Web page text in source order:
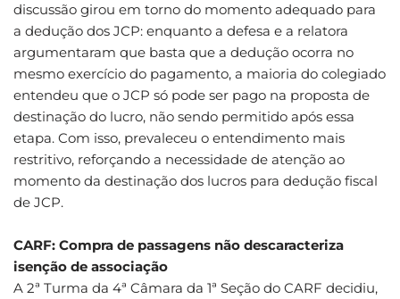
discussão girou em torno do momento adequado para
a dedução dos JCP: enquanto a defesa e a relatora
argumentaram que basta que a dedução ocorra no
mesmo exercício do pagamento, a maioria do colegiado
entendeu que o JCP só pode ser pago na proposta de
destinação do lucro, não sendo permitido após essa
etapa. Com isso, prevaleceu o entendimento mais
restritivo, reforçando a necessidade de atenção ao
momento da destinação dos lucros para dedução fiscal
de JCP.
CARF: Compra de passagens não descaracteriza
isenção de associação
A 2ª Turma da 4ª Câmara da 1ª Seção do CARF decidiu,